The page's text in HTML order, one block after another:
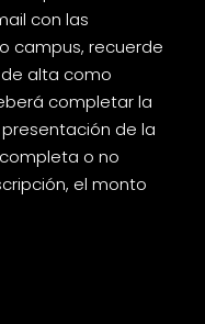
con las
campus, recuerde
alta como
completar la
de la
o no
el monto